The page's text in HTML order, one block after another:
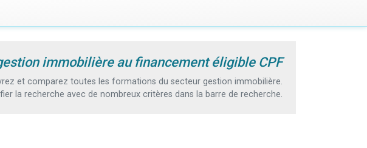
immobilière au financement éligible CPF
et comparez toutes les formations du secteur gestion immobilière.
la recherche avec de nombreux critères dans la barre de recherche.